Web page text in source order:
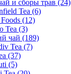
и сборы трав (24)
Tea (6)
(12)
Tea (3)
чай (189)
Tea (7)
(37)
(5)